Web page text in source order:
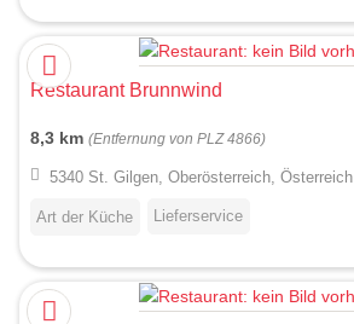
Restaurant Brunnwind
8,3 km (Entfernung von PLZ 4866)
5340 St. Gilgen, Oberösterreich, Österreich
Art der Küche Lieferservice